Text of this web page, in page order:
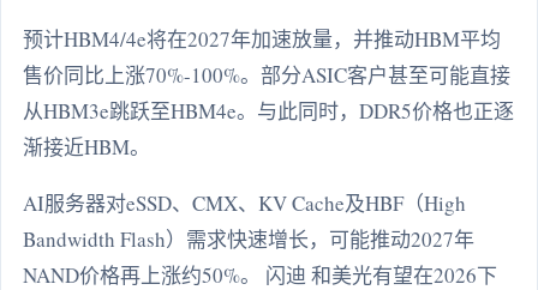
预计HBM4/4e将在2027年加速放量，并推动HBM平均
售价同比上涨70%-100%。部分ASIC客户甚至可能直接
从HBM3e跳跃至HBM4e。与此同时，DDR5价格也正逐
渐接近HBM。
AI服务器对eSSD、CMX、KV Cache及HBF（High
Bandwidth Flash）需求快速增长，可能推动2027年
NAND价格再上涨约50%。 闪迪 和美光有望在2026下